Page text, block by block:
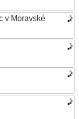
v Moravské